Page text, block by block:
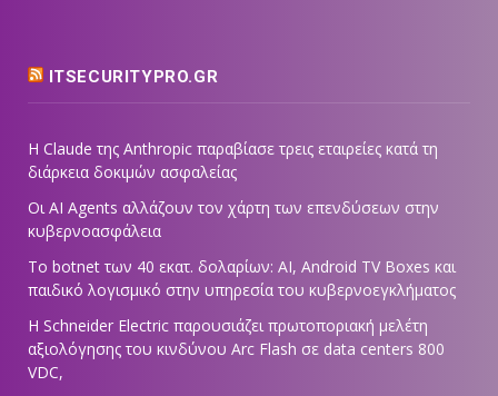
ITSECURITYPRO.GR
Η Claude της Anthropic παραβίασε τρεις εταιρείες κατά τη
διάρκεια δοκιμών ασφαλείας
Οι AI Agents αλλάζουν τον χάρτη των επενδύσεων στην
κυβερνοασφάλεια
Το botnet των 40 εκατ. δολαρίων: AI, Android TV Boxes και
παιδικό λογισμικό στην υπηρεσία του κυβερνοεγκλήματος
Η Schneider Electric παρουσιάζει πρωτοποριακή μελέτη
αξιολόγησης του κινδύνου Arc Flash σε data centers 800
VDC,